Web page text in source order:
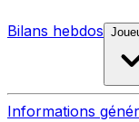
Bilans hebdos
Informations